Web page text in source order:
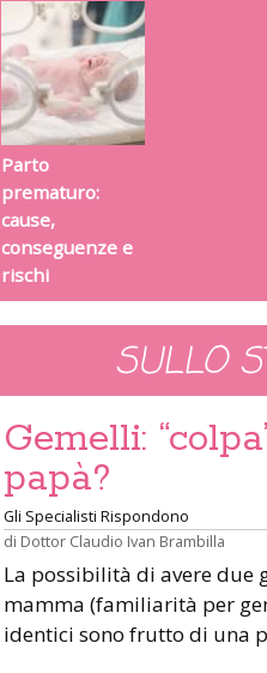
Parto
prematuro:
cause,
conseguenze e
rischi
SULLO
Gemelli:
papà?
Gli Specialisti Rispondono
di Dottor Claudio Ivan Brambilla
La possibilità di avere due
mamma (familiarità per
identici sono frutto di una